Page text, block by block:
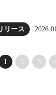
リース
1 2 3